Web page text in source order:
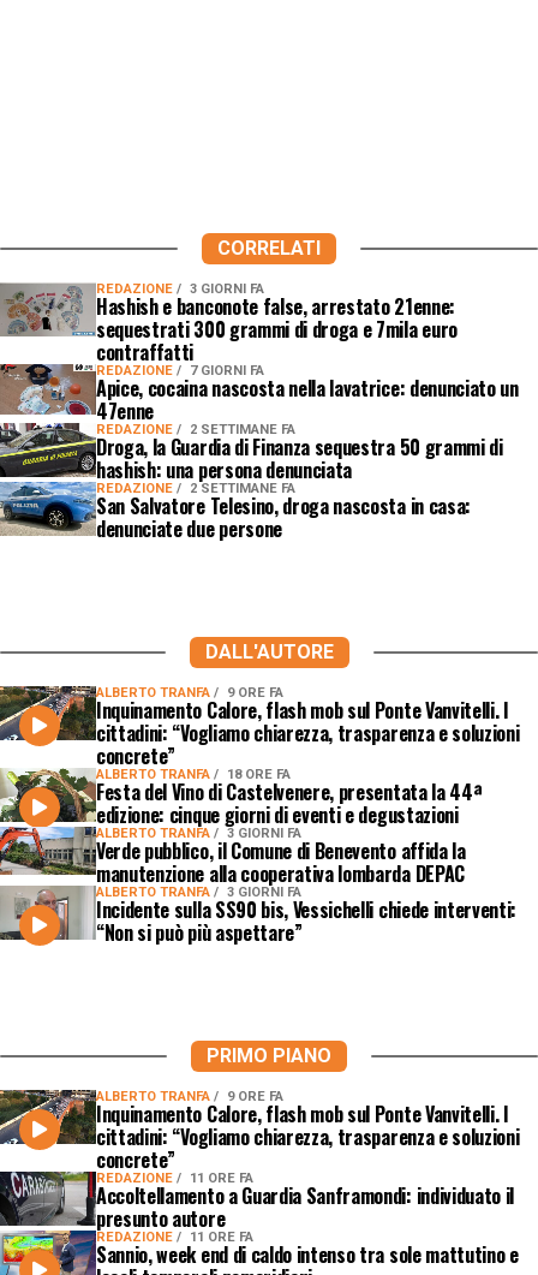
CORRELATI
REDAZIONE 3 GIORNI FA
Hashish e banconote false, arrestato 21enne:
sequestrati 300 grammi di droga e 7mila euro
contraffatti
REDAZIONE 7 GIORNI FA
Apice, cocaina nascosta nella lavatrice: denunciato un
47enne
REDAZIONE 2 SETTIMANE FA
Droga, la Guardia di Finanza sequestra 50 grammi di
hashish: una persona denunciata
REDAZIONE 2 SETTIMANE FA
San Salvatore Telesino, droga nascosta in casa:
denunciate due persone
DALL'AUTORE
ALBERTO TRANFA 9 ORE FA
Inquinamento Calore, flash mob sul Ponte Vanvitelli. I
cittadini: “Vogliamo chiarezza, trasparenza e soluzioni
concrete”
ALBERTO TRANFA 18 ORE FA
Festa del Vino di Castelvenere, presentata la 44ª
edizione: cinque giorni di eventi e degustazioni
ALBERTO TRANFA 3 GIORNI FA
Verde pubblico, il Comune di Benevento affida la
manutenzione alla cooperativa lombarda DEPAC
ALBERTO TRANFA 3 GIORNI FA
Incidente sulla SS90 bis, Vessichelli chiede interventi:
“Non si può più aspettare”
PRIMO PIANO
ALBERTO TRANFA 9 ORE FA
Inquinamento Calore, flash mob sul Ponte Vanvitelli. I
cittadini: “Vogliamo chiarezza, trasparenza e soluzioni
concrete”
REDAZIONE 11 ORE FA
Accoltellamento a Guardia Sanframondi: individuato il
presunto autore
REDAZIONE 11 ORE FA
Sannio, week end di caldo intenso tra sole mattutino e